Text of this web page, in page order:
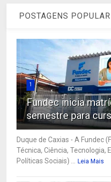
POSTAGENS
1
Fundec inicia
semestre para
Duque de Caxias - A Fundec
Técnica, Ciência, Tecnologia,
Políticas Sociais) ...
Leia Mais